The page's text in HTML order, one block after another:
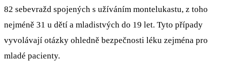
82 sebevražd spojených s užíváním montelukastu, z toho
nejméně 31 u dětí a mladistvých do 19 let. Tyto případy
vyvolávají otázky ohledně bezpečnosti léku zejména pro
mladé pacienty.